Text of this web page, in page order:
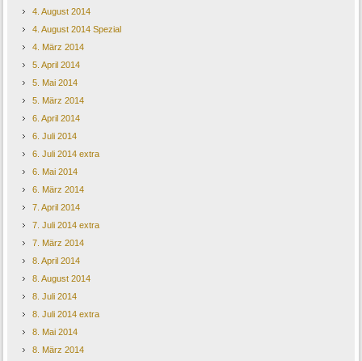
4. August 2014
4. August 2014 Spezial
4. März 2014
5. April 2014
5. Mai 2014
5. März 2014
6. April 2014
6. Juli 2014
6. Juli 2014 extra
6. Mai 2014
6. März 2014
7. April 2014
7. Juli 2014 extra
7. März 2014
8. April 2014
8. August 2014
8. Juli 2014
8. Juli 2014 extra
8. Mai 2014
8. März 2014